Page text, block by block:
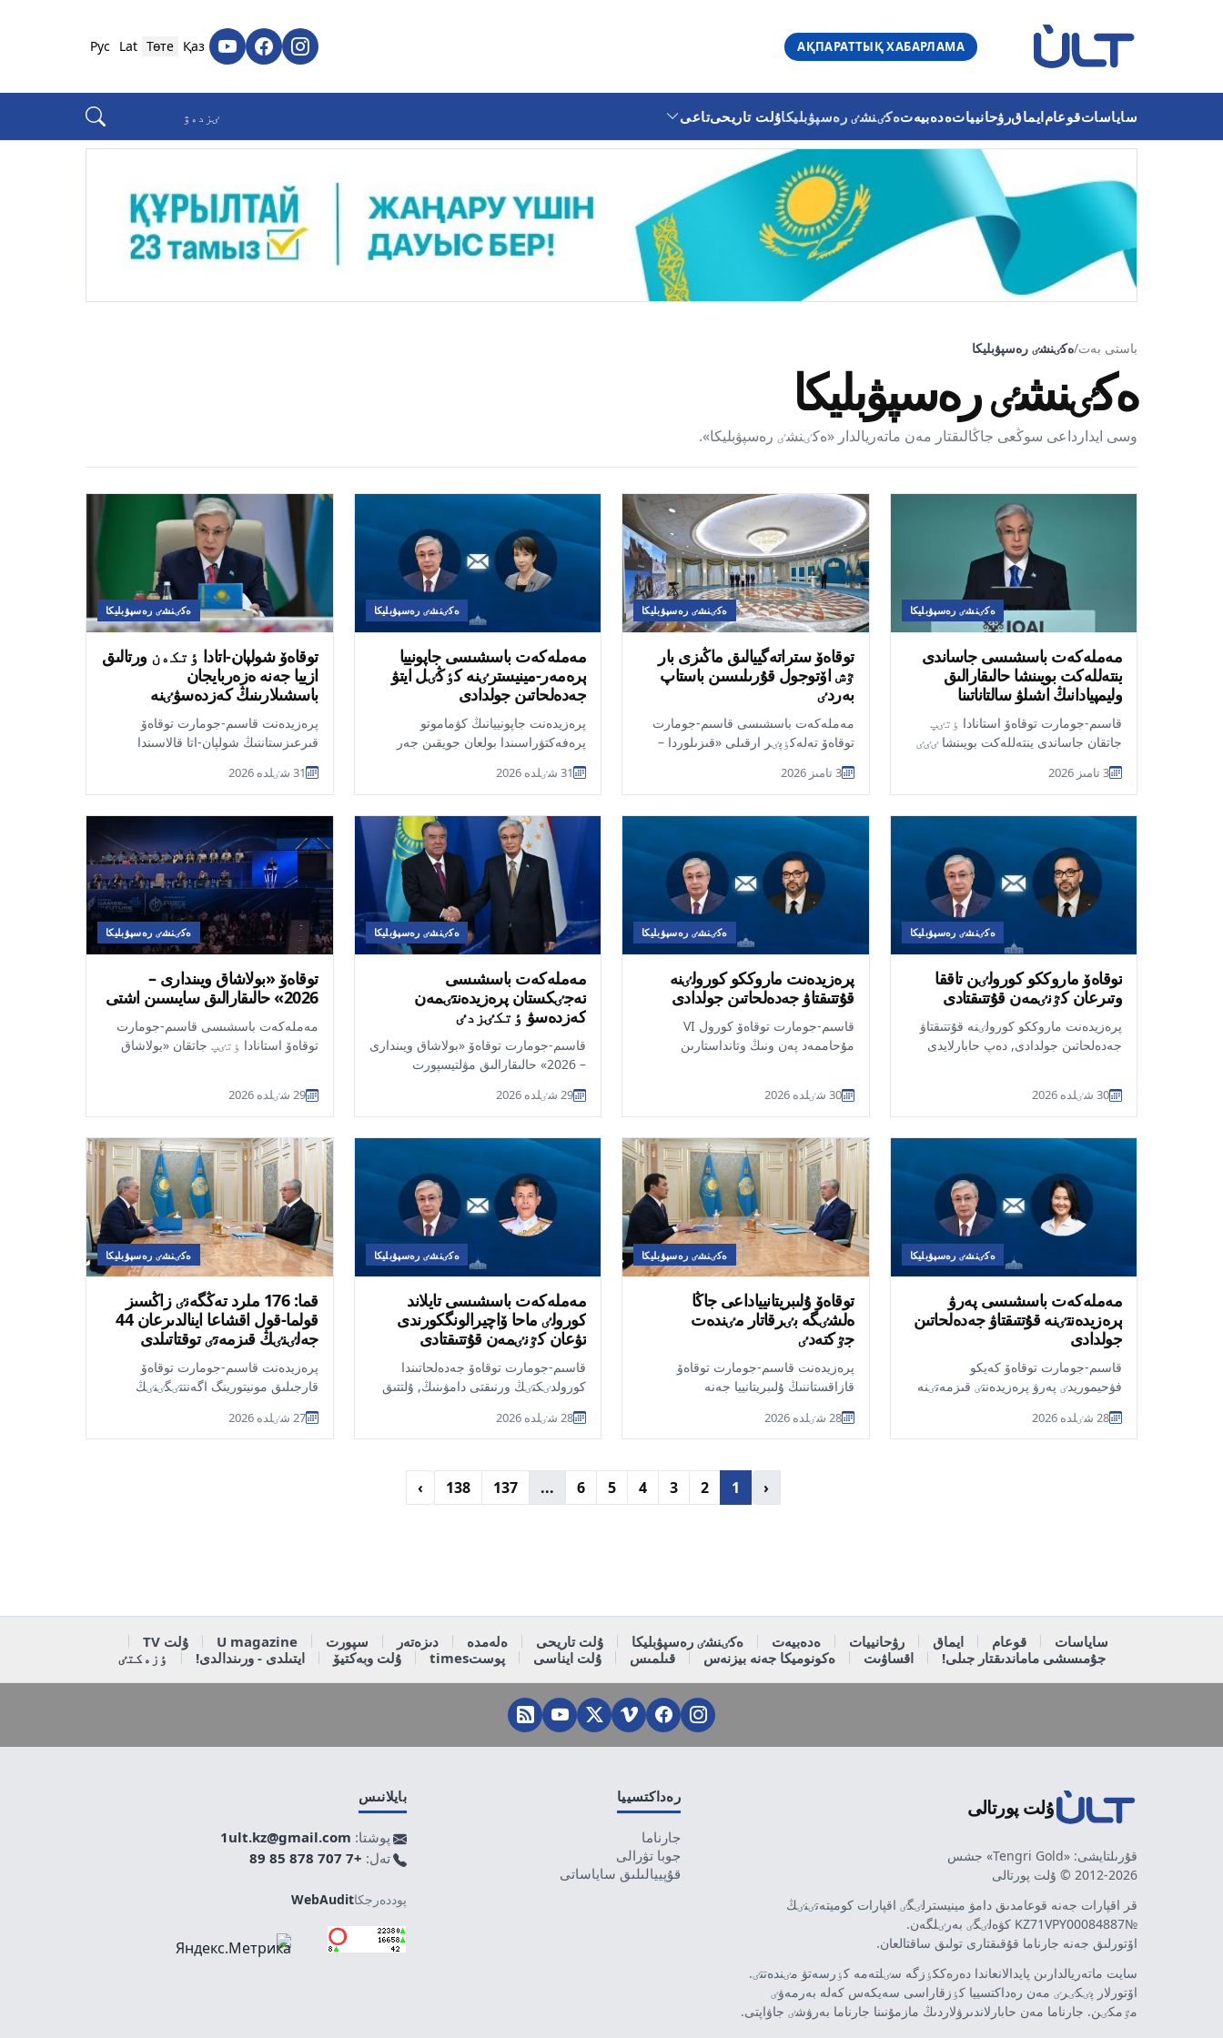
АҚПАРАТТЫҚ ХАБАРЛАМА
Қаз
Төте
Lat
Рус
ساياساتقوعامايماقرۋحانيياتەدەبيەتەكٸنشٸ رەسپۋبليكاۇلت تاريحىتاعى
باستى بەت/ەكٸنشٸ رەسپۋبليكا
ەكٸنشٸ رەسپۋبليكا
وسى ايدارداعى سوڭعى جاڭالىقتار مەن ماتەريالدار «ەكٸنشٸ رەسپۋبليكا».
ەكٸنشٸ رەسپۋبليكا
مەملەكەت باسشىسى جاساندى
ينتەللەكت بويىنشا حالىقارالىق
وليمپيادانىڭ اشىلۋ سالتاناتىنا
قاتىستى
قاسىم-جومارت توقاەۆ استانادا ٶتٸپ
جاتقان جاساندى ينتەللەكت بويىنشا ٸٸٸ
سالتاناتىندا...
3 تامىز 2026
ەكٸنشٸ رەسپۋبليكا
توقاەۆ ستراتەگييالىق ماڭىزى بار
ٷش اۆتوجول قۇرىلىسىن باستاپ
بەردٸ
مەملەكەت باسشىسى قاسىم-جومارت
توقاەۆ تەلەكٶپٸر ارقىلى «قىزىلوردا –
سەكسەۋٸل» جەنە «بەينەۋ –...
3 تامىز 2026
ەكٸنشٸ رەسپۋبليكا
مەملەكەت باسشىسى جاپونييا
پرەمەر-مينيسترٸنە كٶڭٸل ايتۋ
جەدەلحاتىن جولدادى
پرەزيدەنت جاپونييانىڭ كۋماموتو
پرەفەكتۋراسىندا بولعان جويقىن جەر
ازاماتتىڭ قازا تابۋى...
31 شٸلدە 2026
ەكٸنشٸ رەسپۋبليكا
توقاەۆ شولپان-اتادا ٶتكەن ورتالىق
ازييا جەنە ەزەربايجان
باسشىلارىنىڭ كەزدەسۋٸنە
پرەزيدەنت قاسىم-جومارت توقاەۆ
قىرعىزستاننىڭ شولپان-اتا قالاسىندا
مەملەكەتتەرٸ ب...
31 شٸلدە 2026
ەكٸنشٸ رەسپۋبليكا
توقاەۆ ماروككو كورولٸن تاققا
وتىرعان كٷنٸمەن قۇتتىقتادى
پرەزيدەنت ماروككو كورولٸنە قۇتتىقتاۋ
جەدەلحاتىن جولدادى, دەپ حابارلايدى
30 شٸلدە 2026
ەكٸنشٸ رەسپۋبليكا
پرەزيدەنت ماروككو كورولٸنە
قۇتتىقتاۋ جەدەلحاتىن جولدادى
قاسىم-جومارت توقاەۆ كورول VI
مۇحاممەد پەن ونىڭ وتانداستارىن
30 شٸلدە 2026
ەكٸنشٸ رەسپۋبليكا
مەملەكەت باسشىسى
تەجٸكستان پرەزيدەنتٸمەن
كەزدەسۋ ٶتكٸزدٸ
قاسىم-جومارت توقاەۆ «بولاشاق ويىندارى
– 2026» حالىقارالىق مۋلتيسپورت
قوناق رە...
29 شٸلدە 2026
ەكٸنشٸ رەسپۋبليكا
توقاەۆ «بولاشاق ويىندارى –
2026» حالىقارالىق سايىسىن اشتى
مەملەكەت باسشىسى قاسىم-جومارت
توقاەۆ استانادا ٶتٸپ جاتقان «بولاشاق
29 شٸلدە 2026
ەكٸنشٸ رەسپۋبليكا
مەملەكەت باسشىسى پەرۋ
پرەزيدەنتٸنە قۇتتىقتاۋ جەدەلحاتىن
جولدادى
قاسىم-جومارت توقاەۆ كەيكو
فۋحيموريدٸ پەرۋ پرەزيدەنتٸ قىزمەتٸنە
مەيرامى – تەۋەلسٸزد...
28 شٸلدە 2026
ەكٸنشٸ رەسپۋبليكا
توقاەۆ ۇلىبريتانيياداعى جاڭا
ەلشٸگە بٸرقاتار مٸندەت
جٷكتەدٸ
پرەزيدەنت قاسىم-جومارت توقاەۆ
قازاقستاننىڭ ۇلىبريتانييا جەنە
كورولدٸگٸندەگٸ جاڭادان تا...
28 شٸلدە 2026
ەكٸنشٸ رەسپۋبليكا
مەملەكەت باسشىسى تايلاند
كورولٸ ماحا ۆاچيرالونگكورندى
تۋعان كٷنٸمەن قۇتتىقتادى
قاسىم-جومارت توقاەۆ جەدەلحاتىندا
كورولدٸكتٸڭ ورنىقتى دامۋىنىڭ, ۇلتتىق
ايشىقتى بەل...
28 شٸلدە 2026
ەكٸنشٸ رەسپۋبليكا
قما: 176 ملرد تەڭگەنٸ زاڭسىز
قولما-قول اقشاعا اينالدىرعان 44
جەلٸنٸڭ قىزمەتٸ توقتاتىلدى
پرەزيدەنت قاسىم-جومارت توقاەۆ
قارجىلىق مونيتورينگ اگەنتتٸگٸنٸڭ
ۆەدومستۆونىڭ 202...
27 شٸلدە 2026
‹
1
2
3
4
5
6
...
137
138
›
ساياسات قوعام ايماق رۋحانييات ەدەبيەت ەكٸنشٸ رەسپۋبليكا ۇلت تاريحى ەلەمدە دىزەتەر سپورت U magazine
ۇلت TV
جۇمىسشى ماماندىقتار جىلى!
اقساۋىت ەكونوميكا جەنە بيزنەس قىلمىس ۇلت ايناسى پوستtimes ۇلت وبەكتيۆ ايتىلدى - ورىندالدى! ٶزەكتٸ
ۇلت پورتالى
قۇرىلتايشى: «Tengri Gold» جشس
2012-2026 © ۇلت پورتالى
قر اقپارات جەنە قوعامدىق دامۋ مينيسترلٸگٸ اقپارات كوميتەتٸنٸڭ
№KZ71VPY00084887 كۋەلٸگٸ بەرٸلگەن.
اۆتورلىق جەنە جارناما قۇقىقتارى تولىق ساقتالعان.
سايت ماتەريالدارىن پايدالانعاندا دەرەككٶزگە سٸلتەمە كٶرسەتۋ مٸندەتتٸ.
اۆتورلار پٸكٸرٸ مەن رەداكتسييا كٶزقاراسى سەيكەس كەلە بەرمەۋٸ
مٷمكٸن. جارناما مەن حابارلاندىرۋلاردىڭ مازمۇنىنا جارناما بەرۋشٸ جاۋاپتى.
رەداكتسييا
جارناما
جوبا تۋرالى
قۇپييالىلىق ساياساتى
بايلانىس
پوشتا: 1ult.kz@gmail.com
تەل: +7 707 878 85 89
پوددەرجكاWebAudit